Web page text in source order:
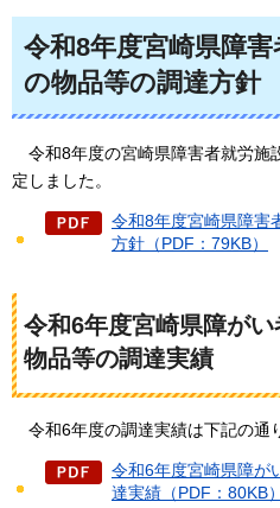
令和8年度宮崎県障
の物品等の調達方針
令和8年度の宮崎県障害者就労施
定しました。
令和8年度宮崎県障害
方針（PDF：79KB）
令和6年度宮崎県障が
物品等の調達実績
令和6年度の調達実績は下記の通
令和6年度宮崎県障が
達実績（PDF：80KB）